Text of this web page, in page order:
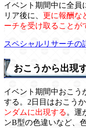
イベント期間中に全員
リア後に、 更に報酬な
ーチを受け取ることが
スペシャルリサーチの
おこうから出現
イベント期間中おこう
する。2日目はおこう
ンダムに出現する 。運
ンB型の色違いなど、